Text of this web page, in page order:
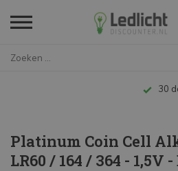
30
Platinum Coin Cell
LR60 / 164 / 364 -